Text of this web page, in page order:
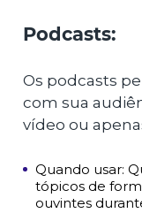
Podcasts:
Os podcasts
com sua
vídeo ou
Quando usar:
tópicos de
ouvintes